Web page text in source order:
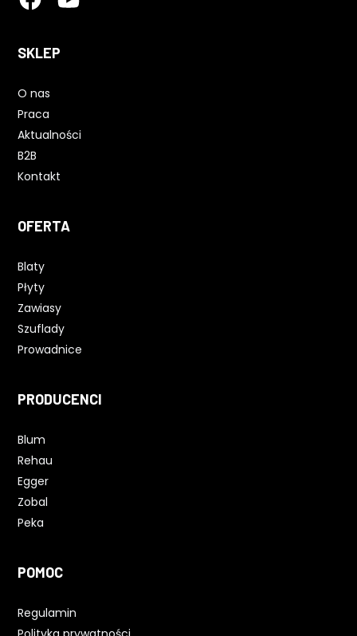
SKLEP
O nas
Praca
Aktualności
B2B
Kontakt
OFERTA
Blaty
Płyty
Zawiasy
Szuflady
Prowadnice
PRODUCENCI
Blum
Rehau
Egger
Zobal
Peka
POMOC
Regulamin